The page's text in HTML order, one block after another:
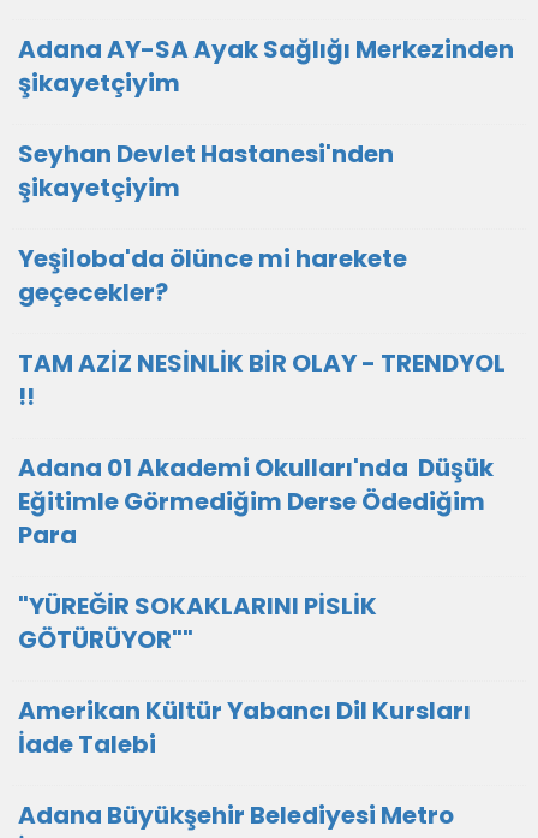
Adana AY-SA Ayak Sağlığı Merkezinden
şikayetçiyim
Seyhan Devlet Hastanesi'nden
şikayetçiyim
Yeşiloba'da ölünce mi harekete
geçecekler?
TAM AZİZ NESİNLİK BİR OLAY - TRENDYOL
!!
Adana 01 Akademi Okulları'nda Düşük
Eğitimle Görmediğim Derse Ödediğim
Para
"YÜREĞİR SOKAKLARINI PİSLİK
GÖTÜRÜYOR""
Amerikan Kültür Yabancı Dil Kursları
İade Talebi
Adana Büyükşehir Belediyesi Metro